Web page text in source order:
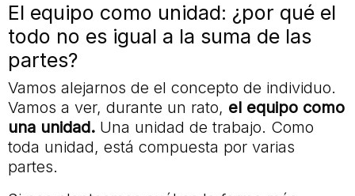
El equipo como unidad: ¿por qué el
todo no es igual a la suma de las
partes?
Vamos alejarnos de el concepto de individuo.
Vamos a ver, durante un rato, el equipo como
una unidad. Una unidad de trabajo. Como
toda unidad, está compuesta por varias
partes.